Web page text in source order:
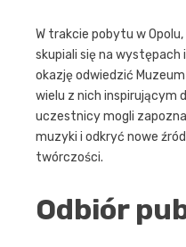
W trakcie pobytu w
skupiali się na
okazję odwiedzić Muzeum
wielu z nich inspirującym
uczestnicy mogli
muzyki i odkryć nowe
twórczości.
Odbiór